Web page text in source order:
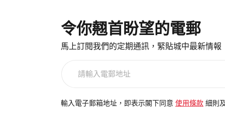
令你翹首盼望的電郵
馬上訂閱我們的定期通訊，緊貼城中最新情報
電
輸入電子郵箱地址，即表示閣下同意 使用條款 細則